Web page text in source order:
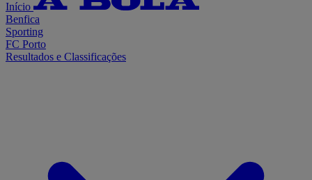
Início
Benfica
Sporting
FC Porto
Resultados e Classificações